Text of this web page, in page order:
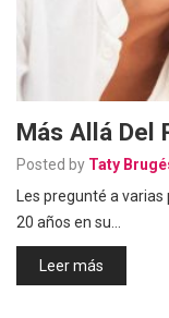
Más Allá Del
Posted by Taty
Les pregunté a
20 años en su…
Leer más